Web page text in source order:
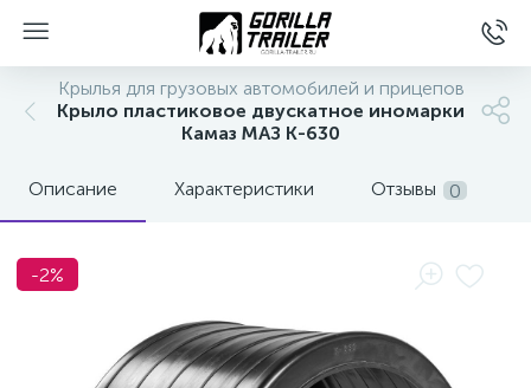
Крылья для грузовых автомобилей и прицепов
Крыло пластиковое двускатное иномарки
Камаз МАЗ К-630
Описание Характеристики Отзывы 0
-2%